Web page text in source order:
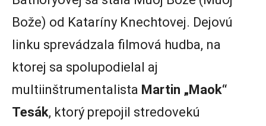
Bože) od Kataríny Knechtovej. Dejovú
linku sprevádzala filmová hudba, na
ktorej sa spolupodielal aj
multiinštrumentalista Martin „Maok“
Tesák, ktorý prepojil stredovekú